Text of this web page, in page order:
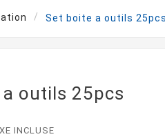
Set boite a outils 25pcs
outils 25pcs
INCLUSE